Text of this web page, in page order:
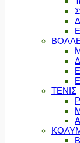
ΤΕΝΙΣ